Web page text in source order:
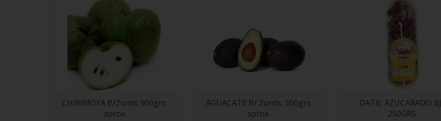
CHIRIMOYA B/2unds 900grs.
aprox.
AGUACATE B/ 2unds. 500grs.
aprox.
DATIL AZUCARADO
250GRS.